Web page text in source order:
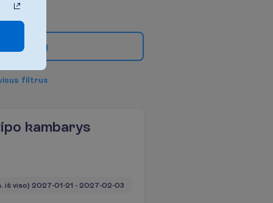
f ų
isus filtrus
kambarys
iš viso) 2027-01-21 - 2027-02-03